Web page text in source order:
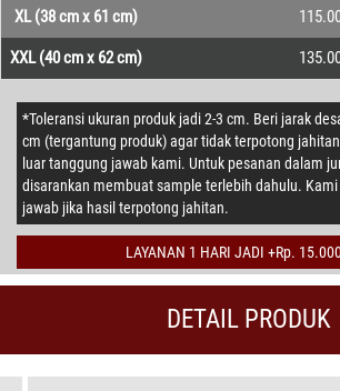
XL (38 cm x 61 cm)
XXL (40 cm x 62 cm)
*Toleransi ukuran produk jadi 2-3 cm. Beri jarak
cm (tergantung produk) agar tidak terpotong
luar tanggung jawab kami. Untuk pesanan dalam
disarankan membuat sample terlebih dahulu.
jawab jika hasil terpotong jahitan.
LAYANAN 1 HARI JADI +Rp.
DETAIL PRODUK